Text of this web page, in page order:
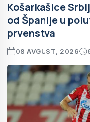
Košarkašice
od Španije u
prvenstva
08 AVGUST, 2026